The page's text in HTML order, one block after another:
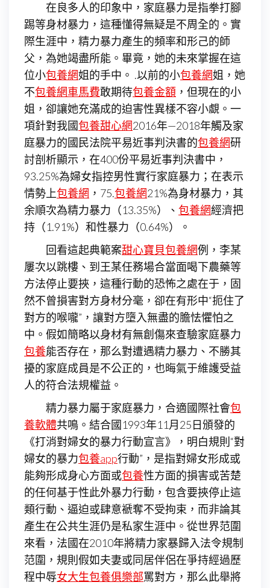
在良多人的印象中，家庭暴力是指拳打腳
踢等身材暴力，這種懂得無疑是不周全的。實
際生涯中，精力暴力產生的頻率和形己的師
父，為她竭盡所能。畢竟，她的未來掌握在這
位小包養網姐的手中。 .以前的小包養網姐，她
不包養網車馬費敢期待包養金額 ，但現在的小
姐，卻讓她充滿成的迫害性異樣不容小覷。一
項針對我國包養甜心網2016年—2018年觸及家
庭暴力的國民法院平易近事判決書的包養網研
討剖析顯示，在400份平易近事判決書中，
93.25%為婦女指控男性實行家庭暴力；在表示
情勢上包養網 ，75.包養網21%為身材暴力，其
余順次為精力暴力（13.35%）、 包養網經濟把
持（1.91%）和性暴力（0.64%）。
回看這起典範案甜心寶貝包養網例，李某
屢次以跳樓、到王某任務場合當面喝下農藥等
方法停止要挾，這種行動的恐怖之處在于，固
然不曾損害對方身材分毫，卻在有形中“扼住了
對方的喉嚨”，讓對方墮入無盡的膽怯懼怕之
中。假如簡略以身材有無創傷來查驗家庭暴力
包養能否存在，那么對遭遇精力暴力、不勝其
擾的家庭成員是不公正的，也晦氣于維護受益
人的符合法規權益。
精力暴力屬于家庭暴力，合適國際社會包
養軟體共鳴。結合國1993年11月25日頒發的
《打消對婦女的暴力行動宣言》，明白規則“對
婦女的暴力包養app行動”，是指對婦女形成或
能夠形成身心方面或包養性方面的損害或苦楚
的任何基于性此外暴力行動，包含要挾停止這
類行動、逼迫或肆意褫奪不受拘束，而非論其
產生在公共生涯仍是私家生涯中。從世界范圍
來看，法國在2010年將精力家暴歸入法令規制
范圍，規則假如夫妻或同居伴侶在爭持經過歷
程中辱女大生包養俱樂部罵對方，那么此舉將